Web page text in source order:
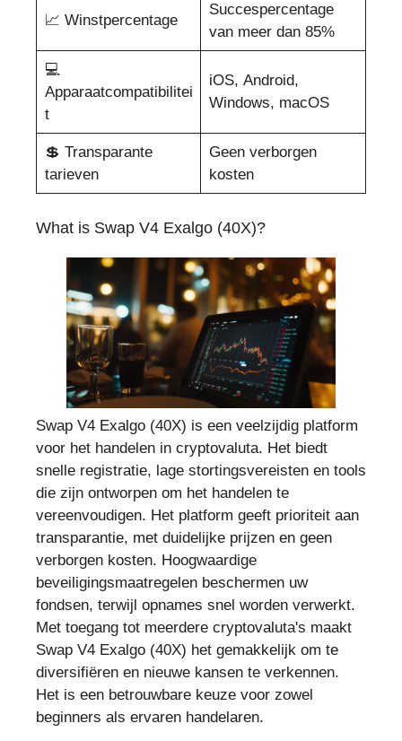
📈 Winstpercentage
Succespercentage
van meer dan 85%
💻
Apparaatcompatibilitei
t
iOS, Android,
Windows, macOS
💲 Transparante
tarieven
Geen verborgen
kosten
What is Swap V4 Exalgo (40X)?
Swap V4 Exalgo (40X) is een veelzijdig platform
voor het handelen in cryptovaluta. Het biedt
snelle registratie, lage stortingsvereisten en tools
die zijn ontworpen om het handelen te
vereenvoudigen. Het platform geeft prioriteit aan
transparantie, met duidelijke prijzen en geen
verborgen kosten. Hoogwaardige
beveiligingsmaatregelen beschermen uw
fondsen, terwijl opnames snel worden verwerkt.
Met toegang tot meerdere cryptovaluta's maakt
Swap V4 Exalgo (40X) het gemakkelijk om te
diversifiëren en nieuwe kansen te verkennen.
Het is een betrouwbare keuze voor zowel
beginners als ervaren handelaren.